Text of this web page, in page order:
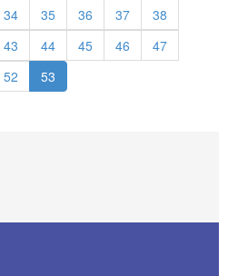
34 35 36 37
38
43 44 45 46
47
52 53